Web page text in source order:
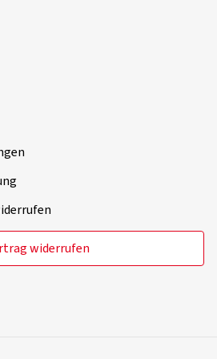
- ET 45 - LK 5x114,3
widerrufen